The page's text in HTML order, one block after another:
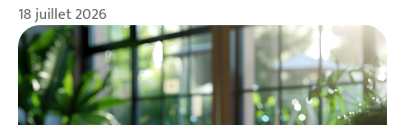
18 juillet 2026